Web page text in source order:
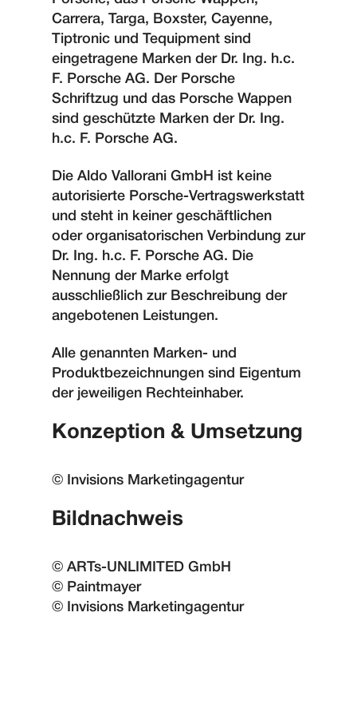
Carrera, Targa, Boxster, Cayenne,
Tiptronic und Tequipment sind
eingetragene Marken der Dr. Ing. h.c.
F. Porsche AG. Der Porsche
Schriftzug und das Porsche Wappen
sind geschützte Marken der Dr. Ing.
h.c. F. Porsche AG.
Die Aldo Vallorani GmbH ist keine
autorisierte Porsche-Vertragswerkstatt
und steht in keiner geschäftlichen
oder organisatorischen Verbindung zur
Dr. Ing. h.c. F. Porsche AG. Die
Nennung der Marke erfolgt
ausschließlich zur Beschreibung der
angebotenen Leistungen.
Alle genannten Marken- und
Produktbezeichnungen sind Eigentum
der jeweiligen Rechteinhaber.
Konzeption & Umsetzung
© Invisions Marketingagentur
Bildnachweis
© ARTs-UNLIMITED GmbH
© Paintmayer
© Invisions Marketingagentur